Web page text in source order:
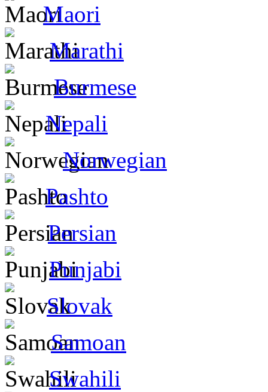
Maori
Marathi
Burmese
Nepali
Norwegian
Pashto
Persian
Punjabi
Slovak
Samoan
Swahili